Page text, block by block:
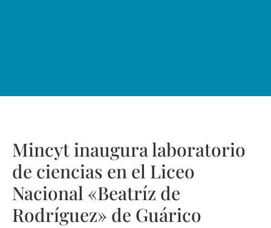
Mincyt inaugura laboratorio
de ciencias en el Liceo
Nacional «Beatríz de
Rodríguez» de Guárico